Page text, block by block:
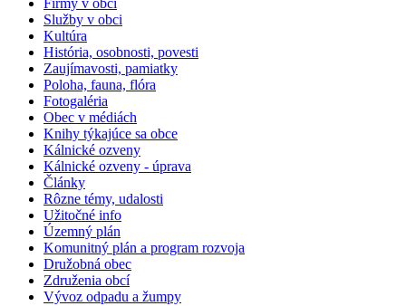
Firmy v obci
Služby v obci
Kultúra
História, osobnosti, povesti
Zaujímavosti, pamiatky
Poloha, fauna, flóra
Fotogaléria
Obec v médiách
Knihy týkajúce sa obce
Kálnické ozveny
Kálnické ozveny - úprava
Články
Rôzne témy, udalosti
Užitočné info
Územný plán
Komunitný plán a program rozvoja
Družobná obec
Združenia obcí
Vývoz odpadu a žumpy